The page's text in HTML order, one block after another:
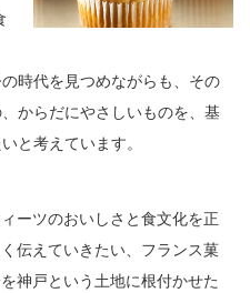
時代を見つめながらも、その
からだにやさしいものを、基
と考えています。
ーツのおいしさと食文化を正
く伝えていきたい、フランス菓
神戸という土地に根付かせた